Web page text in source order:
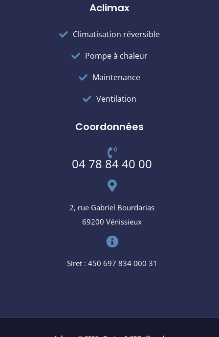
Aclimax
Climatisation réversible
Pompe à chaleur
Maintenance
Ventilation
Coordonnées
04 78 84 40 00
2, rue Gabriel Bourdarias
69200 Vénissieux
Siret : 450 697 834 000 31